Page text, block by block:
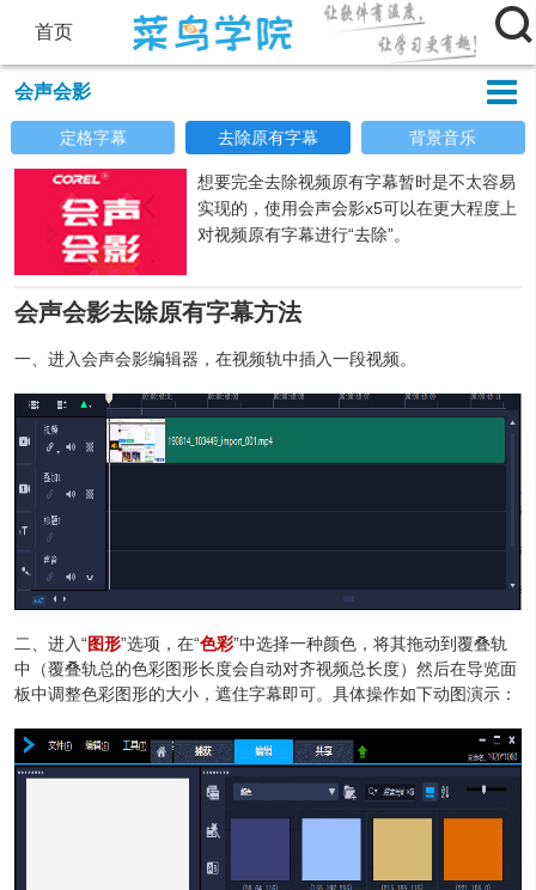
首页 
会声会影 
定格字幕 去除原有字幕 背景音乐
想要完全去除视频原有字幕暂时是不太容易
实现的，使用会声会影x5可以在更大程度上
对视频原有字幕进行“去除”。
会声会影去除原有字幕方法
一、进入会声会影编辑器，在视频轨中插入一段视频。
二、进入“图形”选项，在“色彩”中选择一种颜色，将其拖动到覆叠轨
中（覆叠轨总的色彩图形长度会自动对齐视频总长度）然后在导览面
板中调整色彩图形的大小，遮住字幕即可。具体操作如下动图演示：